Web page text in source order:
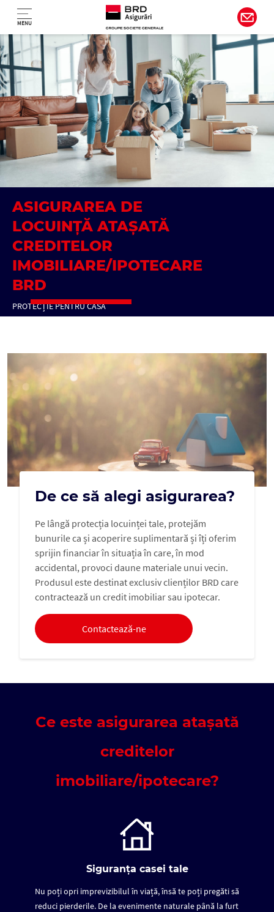
Sari la conținutul principal
Navigare principală
MENU
ASIGURAREA DE
LOCUINȚĂ ATAȘATĂ
CREDITELOR
IMOBILIARE/IPOTECARE
BRD
PROTECȚIE PENTRU CASĂ
De ce să alegi asigurarea?
Pe lângă protecția locuinței tale, protejăm
bunurile ca și acoperire suplimentară și îți oferim
sprijin financiar în situația în care, în mod
accidental, provoci daune materiale unui vecin.
Produsul este destinat exclusiv clienților BRD care
contractează un credit imobiliar sau ipotecar.
Contactează-ne
Ce este asigurarea atașată
creditelor
imobiliare/ipotecare?
Siguranța casei tale
Nu poți opri imprevizibilul în viață, însă te poți pregăti să
reduci pierderile. De la evenimente naturale până la furt